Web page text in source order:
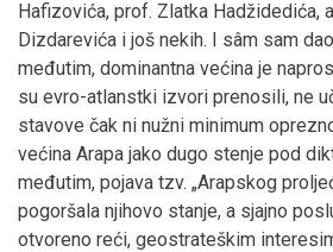
Hafizovića, prof. Zlatka Hadžidedića,
Dizdarevića i još nekih. I sâm sam
međutim, dominantna većina je
su evro-atlanstki izvori prenosili, ne
stavove čak ni nužni minimum
većina Arapa jako dugo stenje pod
međutim, pojava tzv. „Arapskog
pogoršala njihovo stanje, a sjajno
otvoreno reći, geostrateškim